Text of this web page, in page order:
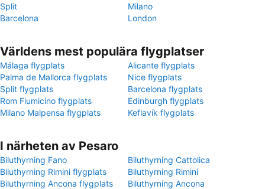
Split
Milano
Barcelona
London
Världens mest populära flygplatser
Málaga flygplats
Alicante flygplats
Palma de Mallorca flygplats
Nice flygplats
Split flygplats
Barcelona flygplats
Rom Fiumicino flygplats
Edinburgh flygplats
Milano Malpensa flygplats
Keflavík flygplats
I närheten av Pesaro
Biluthyrning Fano
Biluthyrning Cattolica
Biluthyrning Rimini flygplats
Biluthyrning Rimini
Biluthyrning Ancona flygplats
Biluthyrning Ancona